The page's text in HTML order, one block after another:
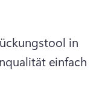
in
einfach